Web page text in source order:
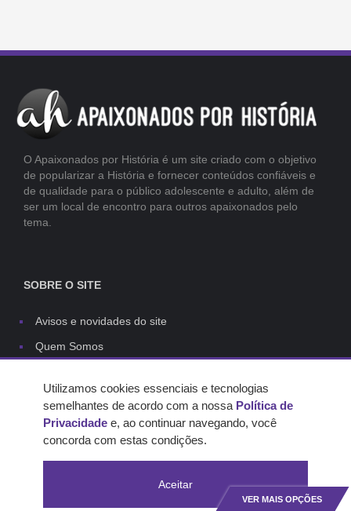
VER MAIS OPÇÕES
O Apaixonados por História é um site criado com o objetivo
de popularizar a História e fornecer conteúdos confiáveis e
de qualidade para o público adolescente e adulto, além de
ser um local de encontro para outros apaixonados pelo
tema.
SOBRE O SITE
Avisos e novidades do site
Quem Somos
Contato
Capas do site
Regras dos comentários
Utilizamos cookies essenciais e tecnologias
semelhantes de acordo com a nossa Política de
Privacidade e, ao continuar navegando, você
concorda com estas condições.
Aceitar